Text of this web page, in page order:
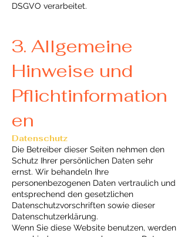
DSGVO verarbeitet.
3. Allgemeine
Hinweise und
Pflichtinformation
en
Datenschutz
Die Betreiber dieser Seiten nehmen den
Schutz Ihrer persönlichen Daten sehr
ernst. Wir behandeln Ihre
personenbezogenen Daten vertraulich und
entsprechend den gesetzlichen
Datenschutzvorschriften sowie dieser
Datenschutzerklärung.
Wenn Sie diese Website benutzen, werden